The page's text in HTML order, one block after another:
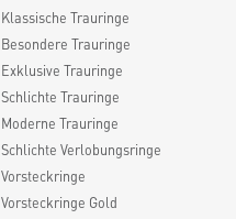
Klassische Trauringe
Besondere Trauringe
Exklusive Trauringe
Schlichte Trauringe
Moderne Trauringe
Schlichte Verlobungsringe
Vorsteckringe
Vorsteckringe Gold